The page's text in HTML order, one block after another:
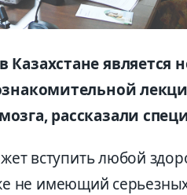
является
рассказали
вступить любой
не имеющий